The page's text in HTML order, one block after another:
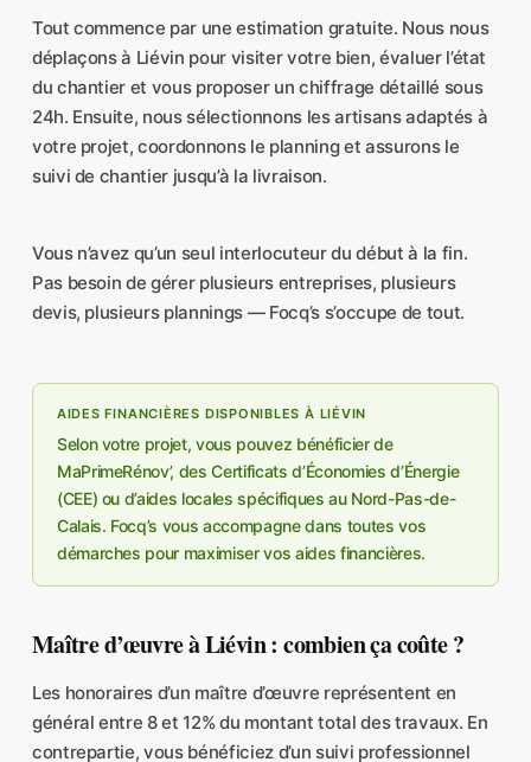
Tout commence par une estimation gratuite. Nous nous
déplaçons à Liévin pour visiter votre bien, évaluer l’état
du chantier et vous proposer un chiffrage détaillé sous
24h. Ensuite, nous sélectionnons les artisans adaptés à
votre projet, coordonnons le planning et assurons le
suivi de chantier jusqu’à la livraison.
Vous n’avez qu’un seul interlocuteur du début à la fin.
Pas besoin de gérer plusieurs entreprises, plusieurs
devis, plusieurs plannings — Focq’s s’occupe de tout.
AIDES FINANCIÈRES DISPONIBLES À LIÉVIN
Selon votre projet, vous pouvez bénéficier de
MaPrimeRénov’, des Certificats d’Économies d’Énergie
(CEE) ou d’aides locales spécifiques au Nord-Pas-de-
Calais. Focq’s vous accompagne dans toutes vos
démarches pour maximiser vos aides financières.
Maître d’œuvre à Liévin : combien ça coûte ?
Les honoraires d’un maître d’œuvre représentent en
général entre 8 et 12% du montant total des travaux. En
contrepartie, vous bénéficiez d’un suivi professionnel